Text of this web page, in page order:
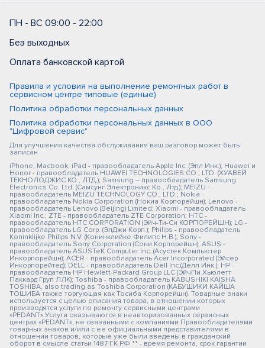
ПН - ВС 09:00 - 22:00
Без выходных
Оплата банковской картой
Правила и условия на выполнение ремонтных работ в
сервисном центре типовые (единые)
Политика обработки персональных данных
Политика обработки персональных данных в ООО
"Цифровой сервис"
Для улучшения качества обслуживания ваш разговор может быть
записан
iPhone, Macbook, iPad - правообладатель Apple Inc. (Эпл Инк.); Huawei и
Honor - правообладатель HUAWEI TECHNOLOGIES CO., LTD. (ХУАВЕЙ
ТЕКНОЛОДЖИС КО., ЛТД.); Samsung – правообладатель Samsung
Electronics Co. Ltd. (Самсунг Электроникс Ко., Лтд.); MEIZU -
правообладатель MEIZU TECHNOLOGY CO., LTD.; Nokia -
правообладатель Nokia Corporation (Нокиа Корпорейшн); Lenovo -
правообладатель Lenovo (Beijing) Limited; Xiaomi - правообладатель
Xiaomi Inc.; ZTE - правообладатель ZTE Corporation; HTC -
правообладатель HTC CORPORATION (Эйч-Ти-Си КОРПОРЕЙШН); LG -
правообладатель LG Corp. (ЭлДжи Корп.); Philips - правообладатель
Koninklijke Philips N.V. (Конинклийке Филипс Н.В.); Sony -
правообладатель Sony Corporation (Сони Корпорейшн); ASUS -
правообладатель ASUSTeK Computer Inc. (Асустек Компьютер
Инкорпорейшн); ACER - правообладатель Acer Incorporated (Эйсер
Инкорпорейтед); DELL - правообладатель Dell Inc.(Делл Инк.); HP -
правообладатель HP Hewlett-Packard Group LLC (ЭйчПи Хьюлетт
Паккард Груп ЛЛК); Toshiba - правообладатель KABUSHIKI KAISHA
TOSHIBA, also trading as Toshiba Corporation (КАБУШИКИ КАЙША
ТОШИБА также торгующая как Тосиба Корпорейшн). Товарные знаки
используется с целью описания товара, в отношении которых
производятся услуги по ремонту сервисными центрами
«PEDANT».Услуги оказываются в неавторизованных сервисных
центрах «PEDANT», не связанными с компаниями Правообладателями
товарных знаков и/или с ее официальными представителями в
отношении товаров, которые уже были введены в гражданский
оборот в смысле статьи 1487 ГК РФ ** - время ремонта, срок гарантии